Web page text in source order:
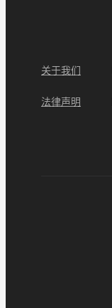
关于我们
法律声明